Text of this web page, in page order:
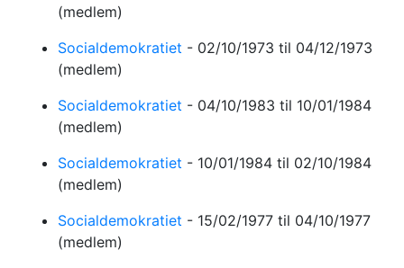
(medlem)
Socialdemokratiet - 02/10/1973 til 04/12/1973
(medlem)
Socialdemokratiet - 04/10/1983 til 10/01/1984
(medlem)
Socialdemokratiet - 10/01/1984 til 02/10/1984
(medlem)
Socialdemokratiet - 15/02/1977 til 04/10/1977
(medlem)